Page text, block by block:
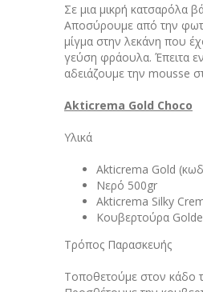
Σε μια μικρή κατσαρόλα
Αποσύρουμε από την
μίγμα στην λεκάνη που
γεύση φράουλα. Έπειτα
αδειάζουμε την mousse
Akticrema Gold Choco
Υλικά
Akticrema Gold
Νερό 500gr
Akticrema Silky
Κουβερτούρα
Τρόπος Παρασκευής
Τοποθετούμε στον κάδο